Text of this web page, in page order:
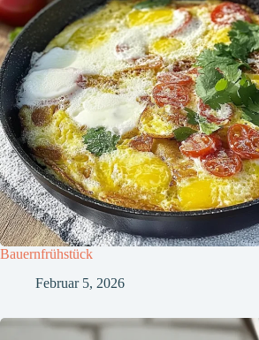
Bauernfrühstück
Februar 5, 2026